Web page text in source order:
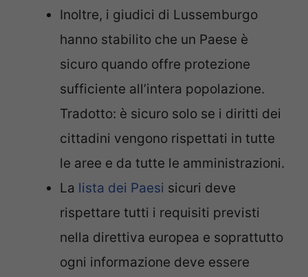
Inoltre, i giudici di Lussemburgo
hanno stabilito che un Paese è
sicuro quando offre protezione
sufficiente all’intera popolazione.
Tradotto: è sicuro solo se i diritti dei
cittadini vengono rispettati in tutte
le aree e da tutte le amministrazioni.
La lista dei Paesi sicuri deve
rispettare tutti i requisiti previsti
nella direttiva europea e soprattutto
ogni informazione deve essere